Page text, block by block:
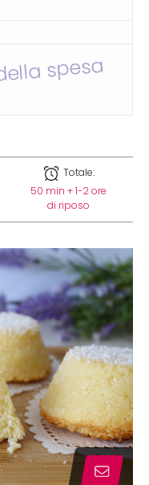
spesa
Totale:
50 min + 1-2 ore
di riposo